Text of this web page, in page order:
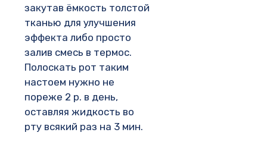
закутав ёмкость толстой
тканью для улучшения
эффекта либо просто
залив смесь в термос.
Полоскать рот таким
настоем нужно не
пореже 2 р. в день,
оставляя жидкость во
рту всякий раз на 3 мин.